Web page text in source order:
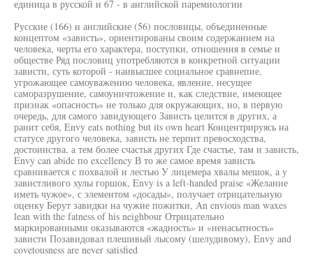
единица в русской и 67 - в английской паремиологии
Русские (166) и английские (56) пословицы, объединенные
концептом «зависть», ориентированы своим содержанием на
человека, черты его характера, поступки, отношения в семье и
обществе Ряд пословиц употребляются в конкретной ситуации
зависти, суть которой - наивысшее социальное сравнепие,
угрожающее самоуважению человека, явление, несущее
саморазрушение, самоуничтожение и, как следствие, имеющее
признак «опасность» не только для окружающих, но, в первую
очередь, для самого завидующего Зависть целится в других, а
ранит себя, Envy eats nothing but its own heart Концентрируясь на
статусе другого человека, зависть не терпит превосходства,
достоинства, а тем более счастья других Где счастье, там и зависть,
Envy can abide по excellency В то же самое время зависть
сравнивается с похвалой и лестью У лицемера хвалы мешок, а у
завистливого хулы горшок, Envy is a left-handed praise «Желание
иметь чужое», с элементом «досады», получает отрицательную
оценку Берут завидки на чужие пожитки, An envious man waxes
lean with the fatness of his neighbour Отрицательно
маркированными оказываются «жадность» и «ненасытность»
зависти Позавидовал плешивый лысому (шелудивому), Envy and
covetousness are never satisfied